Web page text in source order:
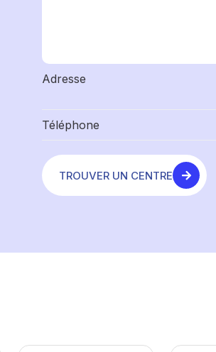
Adresse
Téléphone
TROUVER UN CENTRE